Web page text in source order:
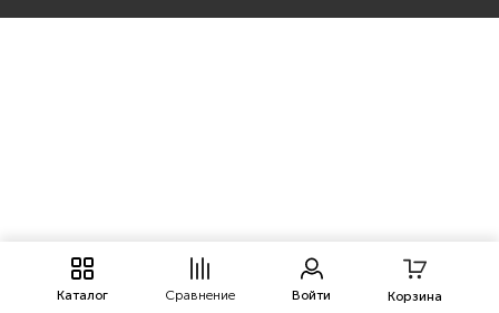
Каталог Сравнение Войти Корзина